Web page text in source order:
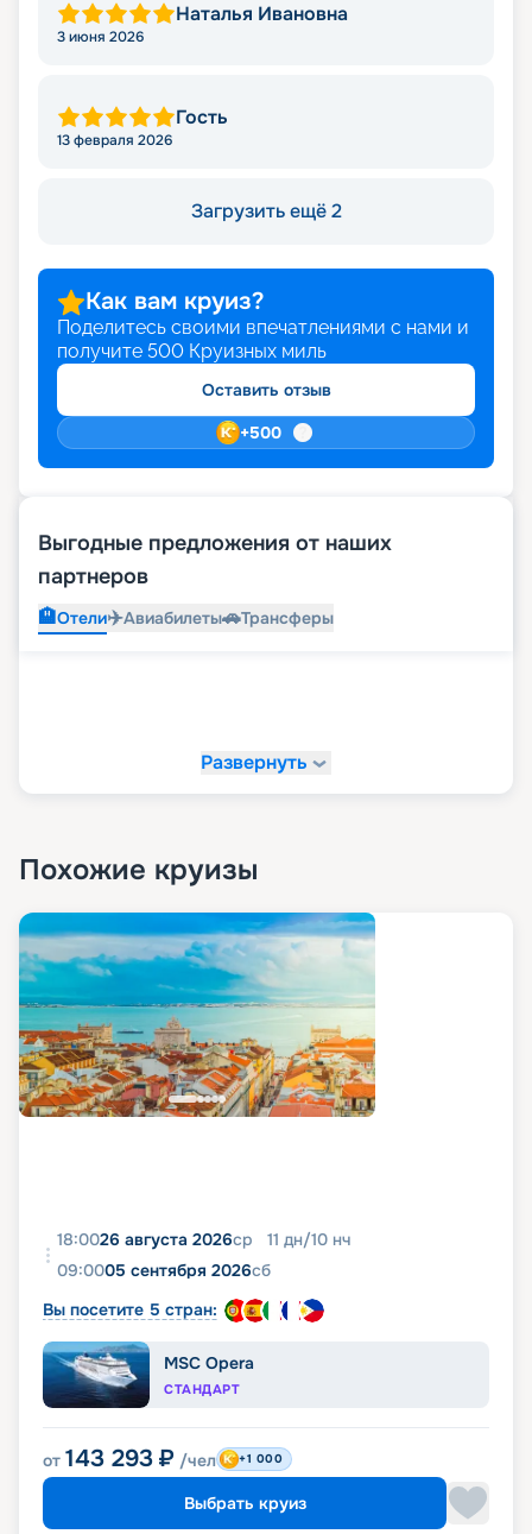
Наталья Ивановна
3 июня 2026
Гость
13 февраля 2026
Загрузить ещё 2
Как вам круиз?
Поделитесь своими впечатлениями с нами и
получите 500 Круизных миль
Оставить отзыв
+500
Выгодные предложения от наших
партнеров
🏨Отели✈️Авиабилеты🚗Трансферы
Развернуть
Похожие круизы
18:0026 августа 2026ср 11 дн/10 нч
09:0005 сентября 2026сб
Вы посетите 5 стран:
MSC Opera
СТАНДАРТ
от 143 293 ₽ /чел +1 000
Выбрать круиз